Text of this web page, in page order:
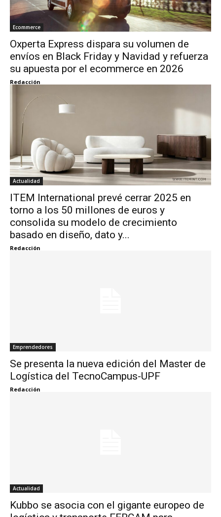
Ecommerce
Oxperta Express dispara su volumen de
envíos en Black Friday y Navidad y refuerza
su apuesta por el ecommerce en 2026
Redacción
Actualidad
ITEM International prevé cerrar 2025 en
torno a los 50 millones de euros y
consolida su modelo de crecimiento
basado en diseño, dato y...
Redacción
Emprendedores
Se presenta la nueva edición del Master de
Logística del TecnoCampus-UPF
Redacción
Actualidad
Kubbo se asocia con el gigante europeo de